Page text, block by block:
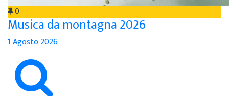
0
Musica da montagna 2026
1 Agosto 2026